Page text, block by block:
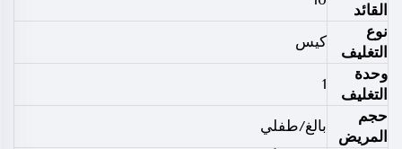
القائد
نوع
التغليف
كيس
وحدة
التغليف
1
حجم
المريض
بالغ/طفلي